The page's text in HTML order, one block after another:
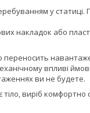
у
накладок або
впливі
ви не будете.
виріб комфортно